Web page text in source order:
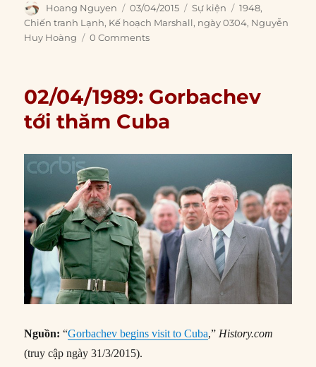
Author
Hoang Nguyen
Posted
on
03/04/2015 Categories
Sự kiện Tags
1948,
Chiến tranh Lạnh, Kế hoạch Marshall, ngày 0304, Nguyễn
Huy Hoàng
0 Comments
02/04/1989: Gorbachev
tới thăm Cuba
Nguồn: “Gorbachev begins visit to Cuba,” History.com
(truy cập ngày 31/3/2015).